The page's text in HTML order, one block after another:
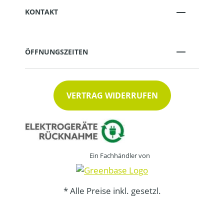
KONTAKT
ÖFFNUNGSZEITEN
VERTRAG WIDERRUFEN
Ein Fachhändler von
* Alle Preise inkl. gesetzl.